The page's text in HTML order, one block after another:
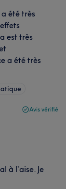
été très
est très
a été très
Avis vérifié
à l’aise. Je